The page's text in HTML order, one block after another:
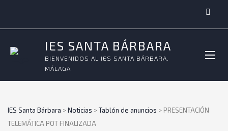
IES SANTA BÁRBARA
BIENVENIDOS AL IES SANTA BÁRBARA.
MÁLAGA
IES Santa Bárbara >Noticias >Tablón de anuncios >PRESENTACIÓN
TELEMÁTICA POT FINALIZADA